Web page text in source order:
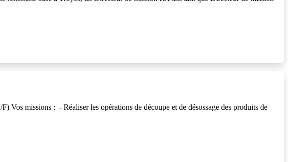
missions : - Réaliser les opérations de découpe et de désossage des produits de